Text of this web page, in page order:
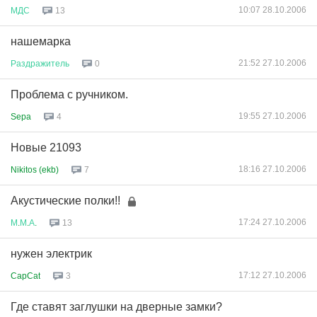
МДС 13 10:07 28.10.2006
нашемарка
Раздражитель 0 21:52 27.10.2006
Проблема с ручником.
Sepa 4 19:55 27.10.2006
Новые 21093
Nikitos (ekb) 7 18:16 27.10.2006
Акустические полки!!
М М А 13 17:24 27.10.2006
нужен электрик
CapCat 3 17:12 27.10.2006
Где ставят заглушки на дверные замки?